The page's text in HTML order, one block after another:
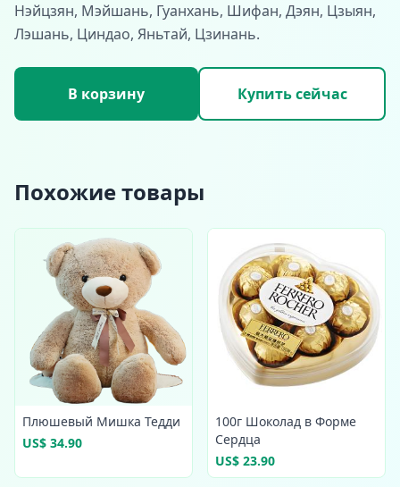
Нэйцзян, Мэйшань, Гуанхань, Шифан, Дэян, Цзыян,
Лэшань, Циндао, Яньтай, Цзинань.
В корзину Купить сейчас
Похожие товары
Плюшевый Мишка Тедди
US$ 34.90
100г Шоколад в Форме
Сердца
US$ 23.90